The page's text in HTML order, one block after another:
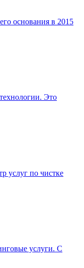
основания в 2015
Это
услуг по чистке
услуги. С